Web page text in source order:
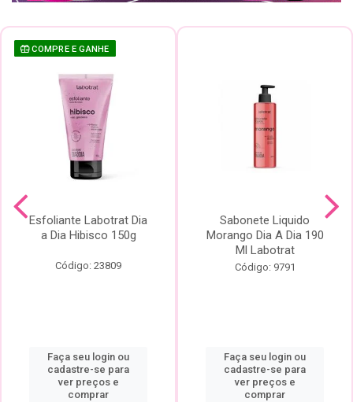
COMPRE E GANHE
Esfoliante Labotrat Dia
a Dia Hibisco 150g
Código: 23809
Faça seu login ou
cadastre-se para
ver preços e
comprar
Sabonete Liquido
Morango Dia A Dia 190
Ml Labotrat
Código: 9791
Faça seu login ou
cadastre-se para
ver preços e
comprar